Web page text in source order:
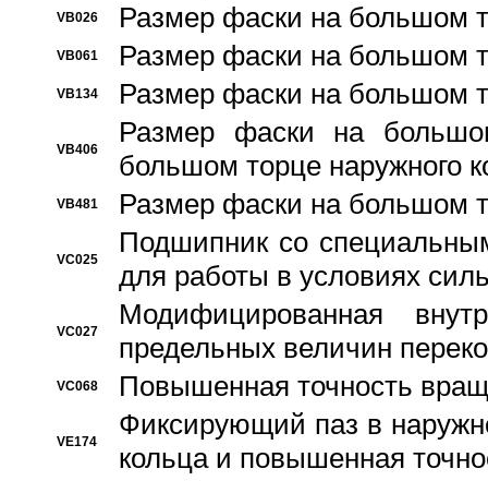
VB026 Размер фаски на большом
VB061 Размер фаски на большом
VB134 Размер фаски на большом
VB406
Размер фаски на
большом торце наружного
VB481 Размер фаски на большом
VC025
Подшипник со
для работы в условиях
VC027
Модифицированная
предельных величин
VC068 Повышенная точность
VE174
Фиксирующий паз в
кольца и повышенная